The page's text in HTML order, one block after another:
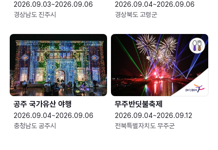
2026.09.03~2026.09.06
경상남도 진주시
2026.09.04~2026.09.06
경상북도 고령군
공주 국가유산 야행
2026.09.04~2026.09.06
충청남도 공주시
무주반딧불축제
2026.09.04~2026.09.12
전북특별자치도 무주군